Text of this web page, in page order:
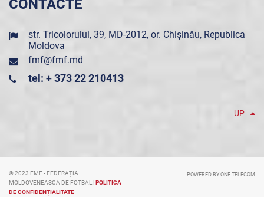
CONTACTE
str. Tricolorului, 39, MD-2012, or. Chișinău, Republica
Moldova
fmf@fmf.md
tel: + 373 22 210413
UP
© 2023 FMF - FEDERAȚIA
MOLDOVENEASCA DE FOTBAL |POLITICA
DE CONFIDENȚIALITATE
POWERED BY ONE TELECOM